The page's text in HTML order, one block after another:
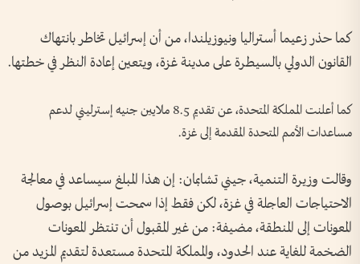
كما حذر زعيما أستراليا ونيوزيلندا، من أن إسرائيل تخاطر بانتهاك
القانون الدولي بالسيطرة على مدينة غزة، ويتعين إعادة النظر في خطتها.
كما أعلنت المملكة المتحدة، عن تقديم 8.5 ملايين جنيه إسترليني لدعم
مساعدات الأمم المتحدة المقدمة إلى غزة.
وقالت وزيرة التنمية، جيني تشابمان: إن هذا المبلغ سيساعد في معالجة
الاحتياجات العاجلة في غزة، لكن فقط إذا سمحت إسرائيل بوصول
المعونات إلى المنطقة، مضيفة: من غير المقبول أن تنتظر المعونات
الضخمة للغاية عند الحدود، والمملكة المتحدة مستعدة لتقديم المزيد من